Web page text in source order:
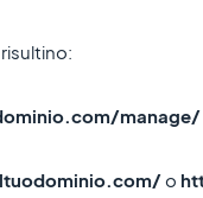
manage/
o